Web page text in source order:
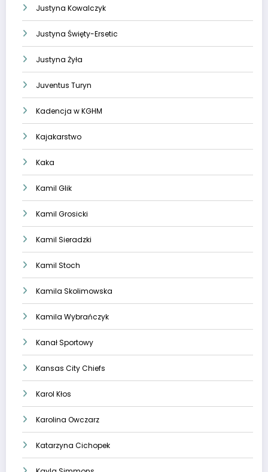
Justyna Kowalczyk
Justyna Święty-Ersetic
Justyna Żyła
Juventus Turyn
Kadencja w KGHM
Kajakarstwo
Kaka
Kamil Glik
Kamil Grosicki
Kamil Sieradzki
Kamil Stoch
Kamila Skolimowska
Kamila Wybrańczyk
Kanał Sportowy
Kansas City Chiefs
Karol Kłos
Karolina Owczarz
Katarzyna Cichopek